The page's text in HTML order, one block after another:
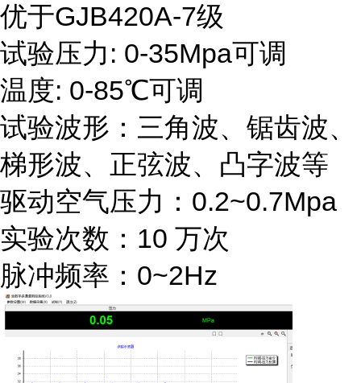
优于GJB420A-7级
试验压力: 0-35Mpa可调
温度: 0-85℃可调
试验波形：三角波、锯齿波、
梯形波、正弦波、凸字波等
驱动空气压力：0.2~0.7Mpa
实验次数：10 万次
脉冲频率：0~2Hz